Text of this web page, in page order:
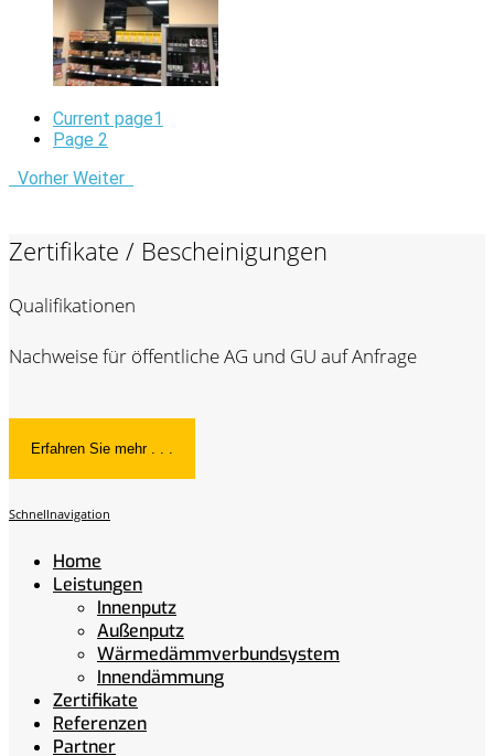
Current page1
Page 2
Vorher Weiter
Zertifikate / Bescheinigungen
Qualifikationen
Nachweise für öffentliche AG und GU auf Anfrage
Erfahren Sie mehr . . .
Schnellnavigation
Home
Leistungen
Innenputz
Außenputz
Wärmedämmverbundsystem
Innendämmung
Zertifikate
Referenzen
Partner